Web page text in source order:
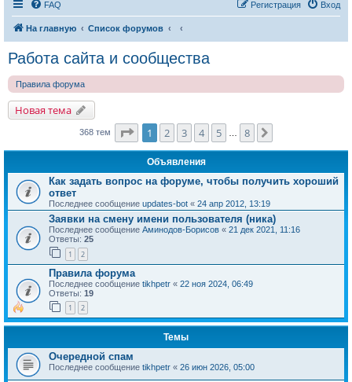
FAQ Вход
Регистрация
На главную Список форумов
Работа сайта и сообщества
Правила форума
Новая тема
368 тем Страница1 из
1 2 3 4 5 8
Объявления
Как задать вопрос на форуме, чтобы получить хороший
ответ
Последнее сообщение updates-bot « 24 апр 2012, 13:19
Заявки на смену имени пользователя (ника)
Последнее сообщение Аминодов-Борисов « 21 дек 2021, 11:16
Ответы: 25
1 2
Правила форума
Последнее сообщение tikhpetr « 22 ноя 2024, 06:49
Ответы: 19
1 2
Темы
Очередной спам
Последнее сообщение tikhpetr « 26 июн 2026, 05:00